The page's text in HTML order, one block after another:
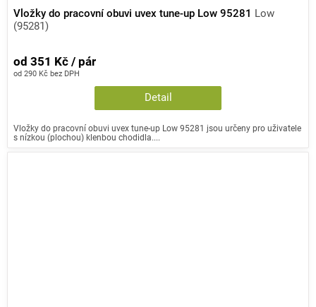
Vložky do pracovní obuvi uvex tune-up Low 95281 Low
(95281)
od 290 Kč bez DPH
od 351 Kč / pár
Detail
Vložky do pracovní obuvi uvex tune-up Low 95281 jsou určeny pro uživatele
s nízkou (plochou) klenbou chodidla....